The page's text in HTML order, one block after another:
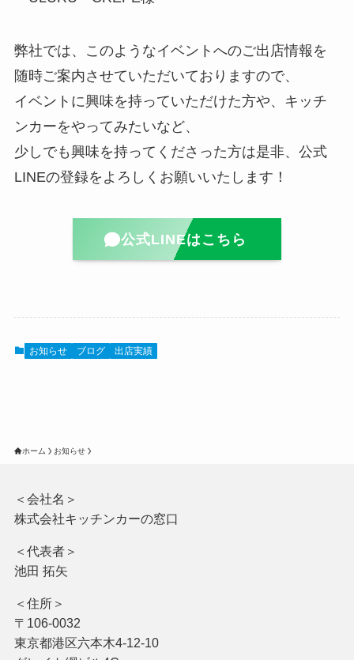
弊社では、このようなイベントへのご出店情報を
随時ご案内させていただいておりますので、
イベントに興味を持っていただけた方や、キッチ
ンカーをやってみたいなど、
少しでも興味を持ってくださった方は是非、公式
LINEの登録をよろしくお願いいたします！
公式LINEはこちら
お知らせ ブログ 出店実績
ホーム お知らせ
＜会社名＞
株式会社キッチンカーの窓口
＜代表者＞
池田 拓矢
＜住所＞
〒106-0032
東京都港区六本木4-12-10